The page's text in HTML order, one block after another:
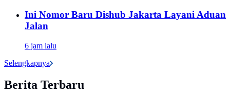
Ini Nomor Baru Dishub Jakarta Layani Aduan
Jalan
6 jam lalu
Selengkapnya
Berita Terbaru